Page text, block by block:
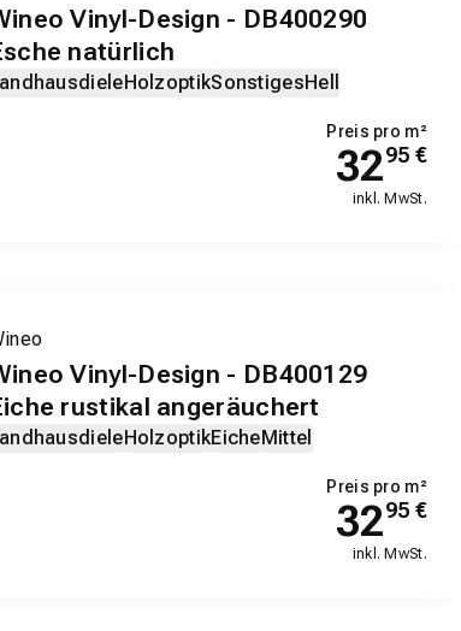
Vinyl-Design - DB400290
natürlich
HolzoptikSonstigesHell
Preis pro m²
3295 €
inkl. MwSt.
Vinyl-Design - DB400129
rustikal angeräuchert
HolzoptikEicheMittel
Preis pro m²
3295 €
inkl. MwSt.